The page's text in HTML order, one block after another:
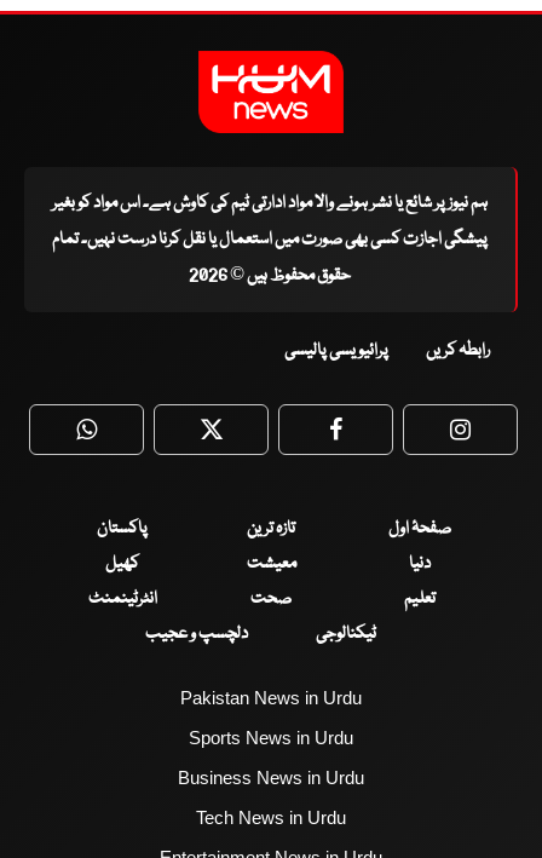
ہم نیوز پر شائع یا نشر ہونے والا مواد ادارتی ٹیم کی کاوش ہے۔ اس مواد کو بغیر
پیشگی اجازت کسی بھی صورت میں استعمال یا نقل کرنا درست نہیں۔ تمام
حقوق محفوظ ہیں © 2026
رابطہ کریں پرائیویسی پالیسی
WhatsApp Twitter Facebook
صفحۂ اول تازہ ترین
پاکستان
دنیا
معیشت
کھیل
تعلیم
صحت
انٹرٹینمنٹ
ٹیکنالوجی
دلچسپ و عجیب
Pakistan News in Urdu
Sports News in Urdu
Business News in Urdu
Tech News in Urdu